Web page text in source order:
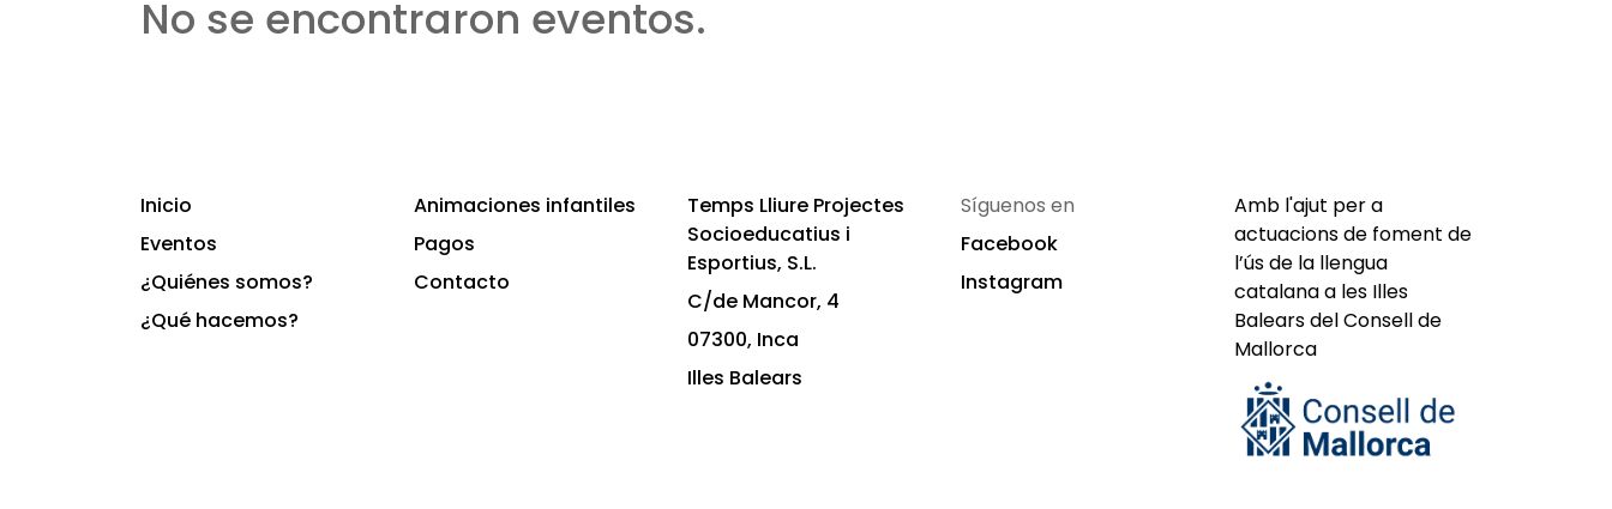
No se encontraron eventos.
Inicio
Eventos
¿Quiénes somos?
¿Qué hacemos?
Animaciones infantiles
Pagos
Contacto
Temps Lliure Projectes
Socioeducatius i
Esportius, S.L.
C/de Mancor, 4
07300, Inca
Illes Balears
Síguenos en
Facebook
Instagram
Amb l'ajut per a
actuacions de foment de
l’ús de la llengua
catalana a les Illes
Balears del Consell de
Mallorca